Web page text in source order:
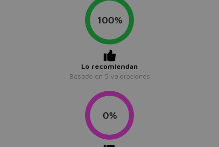
100%
Lo recomiendan
Basado en 5 valoraciones
0%